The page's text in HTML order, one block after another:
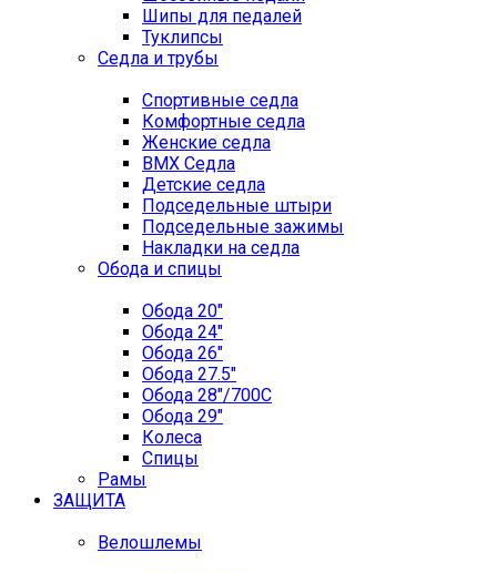
Шипы для педалей
Туклипсы
Седла и трубы
Спортивные седла
Комфортные седла
Женские седла
BMX Седла
Детские седла
Подседельные штыри
Подседельные зажимы
Накладки на седла
Обода и спицы
Обода 20"
Обода 24"
Обода 26"
Обода 27.5"
Обода 28"/700C
Обода 29"
Колеса
Спицы
Рамы
ЗАЩИТА
Велошлемы